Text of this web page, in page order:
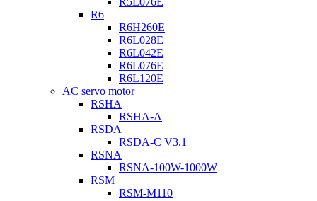
R6
R6H260E
R6L028E
R6L042E
R6L076E
R6L120E
AC servo motor
RSHA
RSHA-A
RSDA
RSDA-C V3.1
RSNA
RSNA-100W-1000W
RSM
RSM-M110